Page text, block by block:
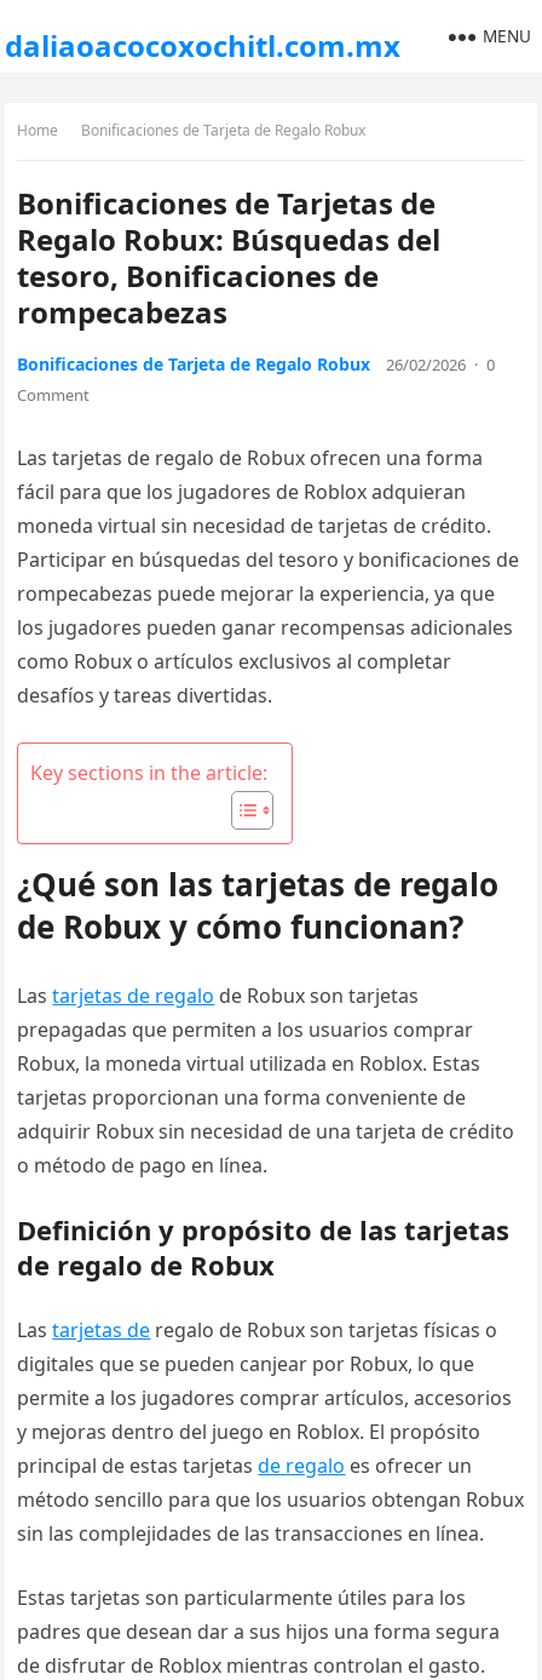
daliaoacocoxochitl.com.mx MENU
Home Bonificaciones de Tarjeta de Regalo Robux
Bonificaciones de Tarjetas de
Regalo Robux: Búsquedas del
tesoro, Bonificaciones de
rompecabezas
Bonificaciones de Tarjeta de Regalo Robux 26/02/2026 · 0
Comment
Las tarjetas de regalo de Robux ofrecen una forma
fácil para que los jugadores de Roblox adquieran
moneda virtual sin necesidad de tarjetas de crédito.
Participar en búsquedas del tesoro y bonificaciones de
rompecabezas puede mejorar la experiencia, ya que
los jugadores pueden ganar recompensas adicionales
como Robux o artículos exclusivos al completar
desafíos y tareas divertidas.
Key sections in the article:
¿Qué son las tarjetas de regalo
de Robux y cómo funcionan?
Lastarjetas de regalo de Robux son tarjetas
prepagadas que permiten a los usuarios comprar
Robux, la moneda virtual utilizada en Roblox. Estas
tarjetas proporcionan una forma conveniente de
adquirir Robux sin necesidad de una tarjeta de crédito
o método de pago en línea.
Definición y propósito de las tarjetas
de regalo de Robux
Lastarjetas de regalo de Robux son tarjetas físicas o
digitales que se pueden canjear por Robux, lo que
permite a los jugadores comprar artículos, accesorios
y mejoras dentro del juego en Roblox. El propósito
principal de estas tarjetasde regalo es ofrecer un
método sencillo para que los usuarios obtengan Robux
sin las complejidades de las transacciones en línea.
Estas tarjetas son particularmente útiles para los
padres que desean dar a sus hijos una forma segura
de disfrutar de Roblox mientras controlan el gasto.